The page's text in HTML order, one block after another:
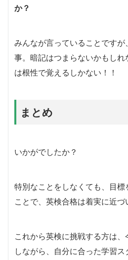
か？
みんなが言っていることです
事。暗記はつまらないかもしれ
は根性で覚えるしかない！！
まとめ
いかがでしたか？
特別なことをしなくても、目標
ことで、英検合格は着実に近づ
これから英検に挑戦する方は
しながら、自分に合った学習